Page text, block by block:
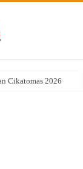
Cikatomas 2026